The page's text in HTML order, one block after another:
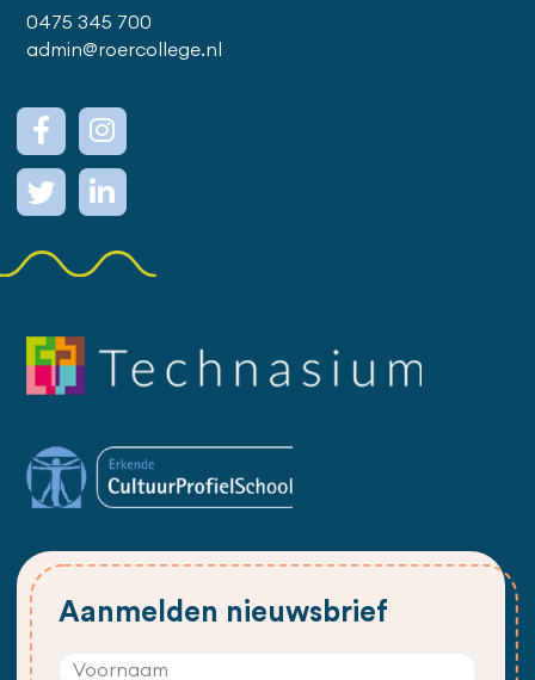
0475 345 700
admin@roercollege.nl
Aanmelden nieuwsbrief